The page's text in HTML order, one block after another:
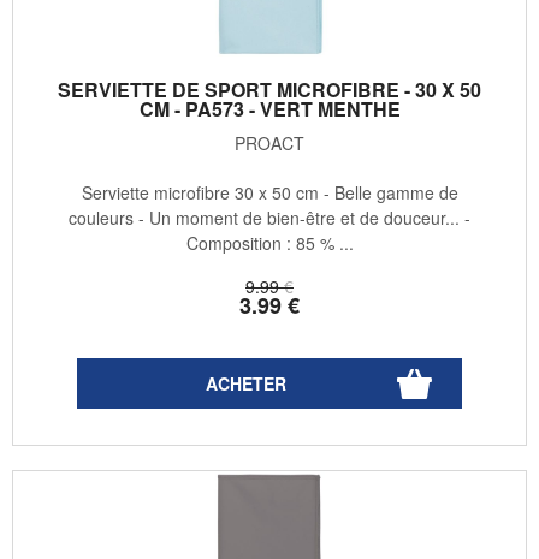
SERVIETTE DE SPORT MICROFIBRE - 30 X 50
CM - PA573 - VERT MENTHE
PROACT
9.99 €
3.99€
Serviette microfibre 30 x 50 cm - Belle gamme de
couleurs - Un moment de bien-être et de douceur... -
Composition : 85 % ...